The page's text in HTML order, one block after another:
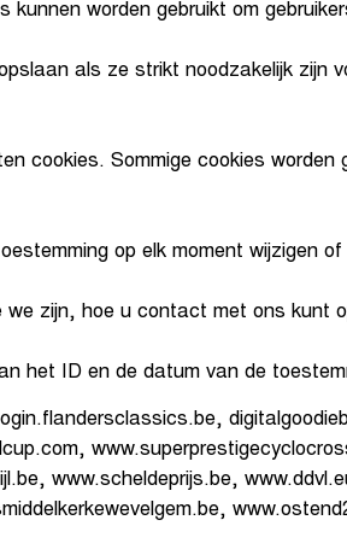
worden gebruikt om
als ze strikt noodzakelijk zijn
cookies. Sommige cookies
op elk moment wijzigen of
zijn, hoe u contact met ons kunt
het ID en de datum van de
www.scheldeprijs.be,